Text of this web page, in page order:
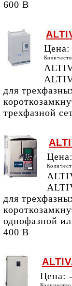
600 В
для
трехфазной
для
однофазной
400 В
Цена: